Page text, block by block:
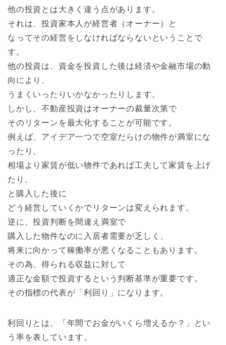
他の投資とは大きく違う点があります。
それは、投資家本人が経営者（オーナー）と
なってその経営をしなければならないということで
す。
他の投資は、資金を投資した後は経済や金融市場の動
向により、
うまくいったりいかなかったりします。
しかし、不動産投資はオーナーの裁量次第で
そのリターンを最大化することが可能です。
例えば、アイデア一つで空室だらけの物件が満室にな
ったり、
相場より家賃が低い物件であれば工夫して家賃を上げ
たり、
と購入した後に
どう経営していくかでリターンは変えられます。
逆に、投資判断を間違え満室で
購入した物件なのに入居者需要が乏しく、
将来に向かって稼働率が悪くなることもあります。
その為、得られる収益に対して
適正な金額で投資するという判断基準が重要です。
その指標の代表が「利回り」になります。
利回りとは、「年間でお金がいくら増えるか？」とい
う率を表しています。